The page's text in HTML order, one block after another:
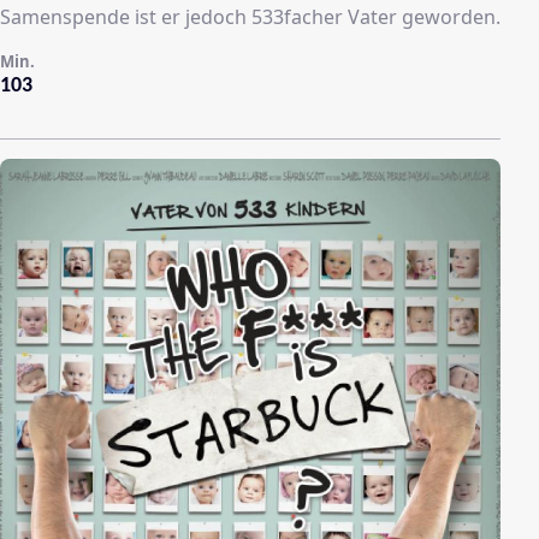
Samenspende ist er jedoch 533facher Vater geworden.
103
Min.